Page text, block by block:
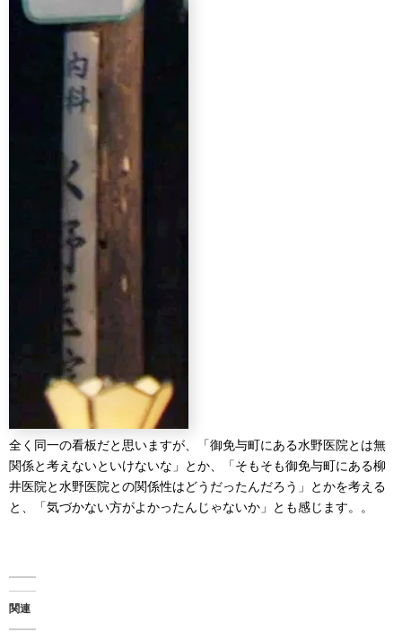
全く同一の看板だと思いますが、「御免与町にある水野医院とは無
関係と考えないといけないな」とか、「そもそも御免与町にある柳
井医院と水野医院との関係性はどうだったんだろう」とかを考える
と、「気づかない方がよかったんじゃないか」とも感じます。。
関連